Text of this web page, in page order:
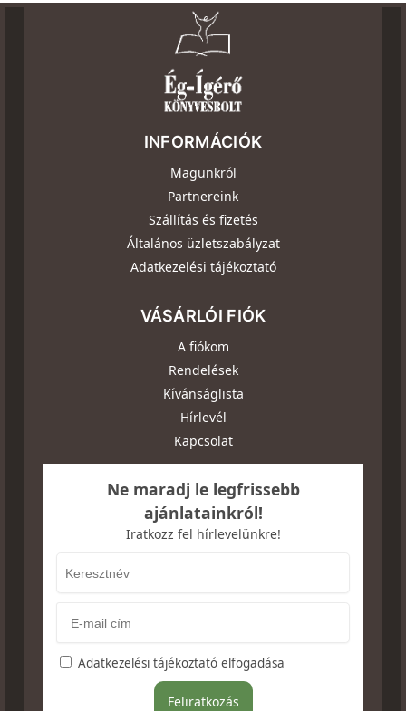
INFORMÁCIÓK
Magunkról
Partnereink
Szállítás és fizetés
Általános üzletszabályzat
Adatkezelési tájékoztató
VÁSÁRLÓI FIÓK
A fiókom
Rendelések
Kívánságlista
Hírlevél
Kapcsolat
Ne maradj le legfrissebb
ajánlatainkról!
Iratkozz fel hírlevelünkre!
Adatkezelési tájékoztató elfogadása